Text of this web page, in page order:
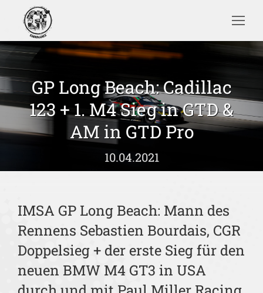
Search:
GP Long Beach: Cadillac
123 + 1. M4 Sieg in GTD &
AM in GTD Pro
10.04.2021
Sie befinden sich hier:
IMSA GP Long Beach: Mann des
Rennens Sebastien Bourdais, CGR
Doppelsieg + der erste Sieg für den
neuen BMW M4 GT3 in USA